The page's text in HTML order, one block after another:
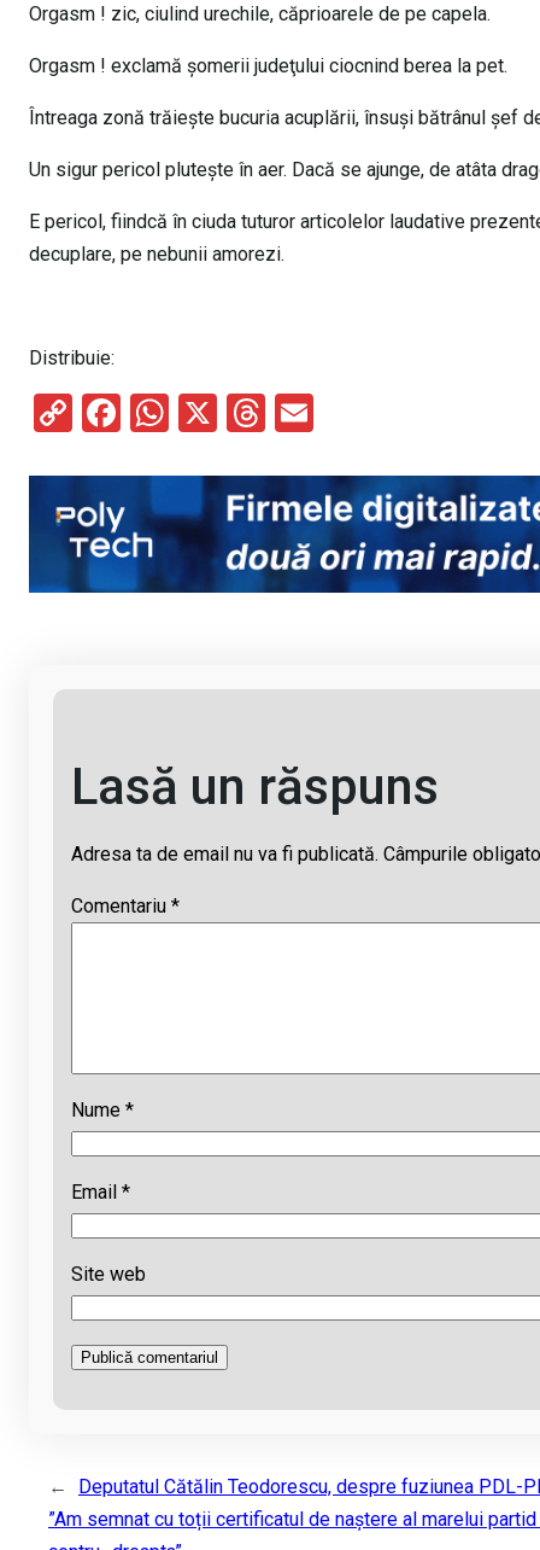
Orgasm ! zic, ciulind urechile, căprioarele de pe capela.
Orgasm ! exclamă şomerii judeţului ciocnind berea la pet.
Întreaga zonă trăieşte bucuria acuplării, însuşi bătrânul şef
Un sigur pericol pluteşte în aer. Dacă se ajunge, de atâta
E pericol, fiindcă în ciuda tuturor articolelor laudative
decuplare, pe nebunii amorezi.
Distribuie:
C
py
Li
n
k
F
ce
b
o
o
W
at
s
A
p
X
T
e
a
d
s
ail
Lasă un răspuns
Adresa ta de email nu va fi publicată. Câmpurile
Comentariu *
Nume *
Email *
Site web
←
Deputatul Cătălin Teodorescu, despre fuziunea PDL-
”Am semnat cu toții certificatul de naștere al marelui